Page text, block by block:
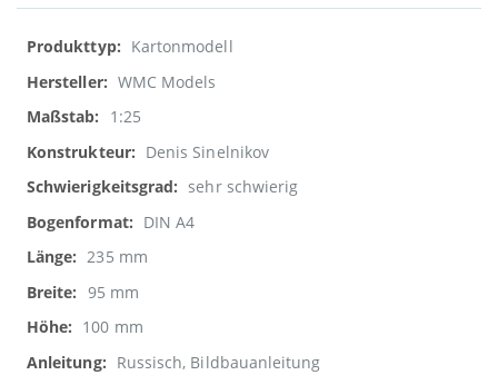
Weitere
Informationen
Kartonmodell
WMC Models
1:25
Denis Sinelnikov
sehr schwierig
DIN A4
235 mm
95 mm
100 mm
Russisch, Bildbauanleitung